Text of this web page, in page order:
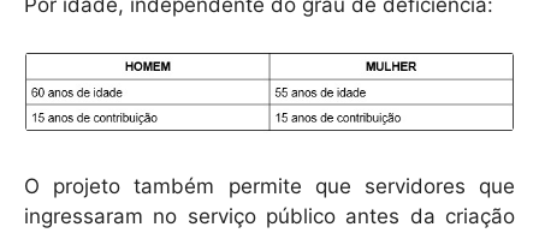
O projeto também permite que servidores que
ingressaram no serviço público antes da criação